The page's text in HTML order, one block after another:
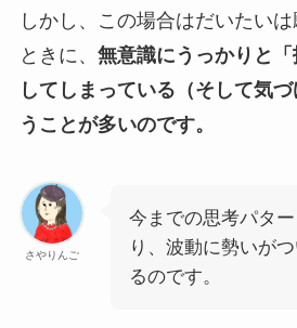
しかし、この場合はだいたい
ときに、 無意識にうっかりと
してしまっている（そして気
うことが多いのです。
さやりんご
今までの思考パタ
り、波動に勢いが
るのです。